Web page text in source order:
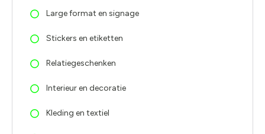
Large format en signage
Stickers en etiketten
Relatiegeschenken
Interieur en decoratie
Kleding en textiel